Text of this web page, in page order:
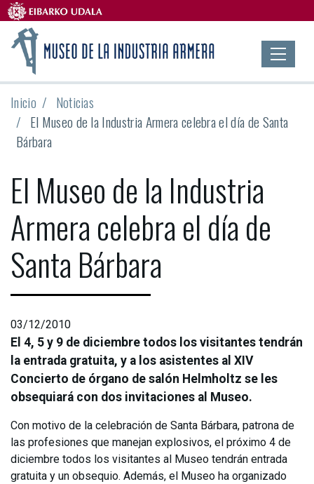
Inicio
Noticias
El Museo de la Industria Armera celebra el día de Santa
Bárbara
El Museo de la Industria
Armera celebra el día de
Santa Bárbara
03/12/2010
El 4, 5 y 9 de diciembre todos los visitantes tendrán
la entrada gratuita, y a los asistentes al XIV
Concierto de órgano de salón Helmholtz se les
obsequiará con dos invitaciones al Museo.
Con motivo de la celebración de Santa Bárbara, patrona de
las profesiones que manejan explosivos, el próximo 4 de
diciembre todos los visitantes al Museo tendrán entrada
gratuita y un obsequio. Además, el Museo ha organizado